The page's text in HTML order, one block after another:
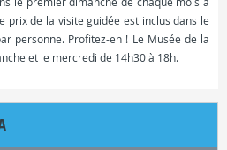
prix de la visite guidée est inclus dans le
personne. Profitez-en ! Le Musée de la
et le mercredi de 14h30 à 18h.